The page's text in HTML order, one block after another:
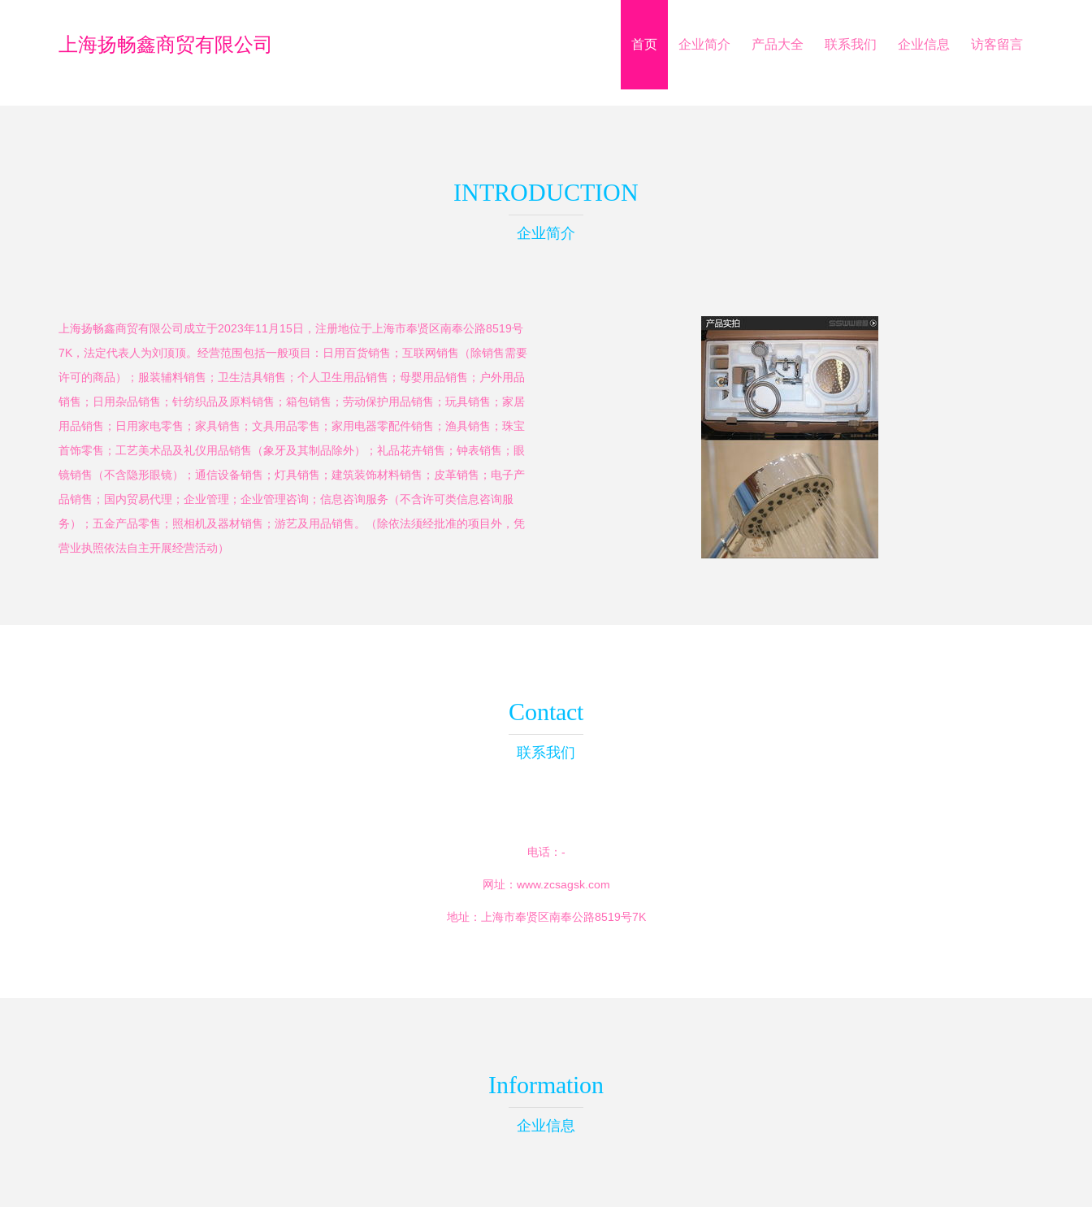
上海扬畅鑫商贸有限公司 首页 企业简介 产品大全 联系我们 企业信息 访客留言
INTRODUCTION
企业简介
上海扬畅鑫商贸有限公司成立于2023年11月15日，注册地位于上海市奉贤区南奉公路8519号
7K，法定代表人为刘顶顶。经营范围包括一般项目：日用百货销售；互联网销售（除销售需要
许可的商品）；服装辅料销售；卫生洁具销售；个人卫生用品销售；母婴用品销售；户外用品
销售；日用杂品销售；针纺织品及原料销售；箱包销售；劳动保护用品销售；玩具销售；家居
用品销售；日用家电零售；家具销售；文具用品零售；家用电器零配件销售；渔具销售；珠宝
首饰零售；工艺美术品及礼仪用品销售（象牙及其制品除外）；礼品花卉销售；钟表销售；眼
镜销售（不含隐形眼镜）；通信设备销售；灯具销售；建筑装饰材料销售；皮革销售；电子产
品销售；国内贸易代理；企业管理；企业管理咨询；信息咨询服务（不含许可类信息咨询服
务）；五金产品零售；照相机及器材销售；游艺及用品销售。（除依法须经批准的项目外，凭
营业执照依法自主开展经营活动）
Contact
联系我们
电话：-
网址： www.zcsagsk.com
地址：上海市奉贤区南奉公路8519号7K
Information
企业信息